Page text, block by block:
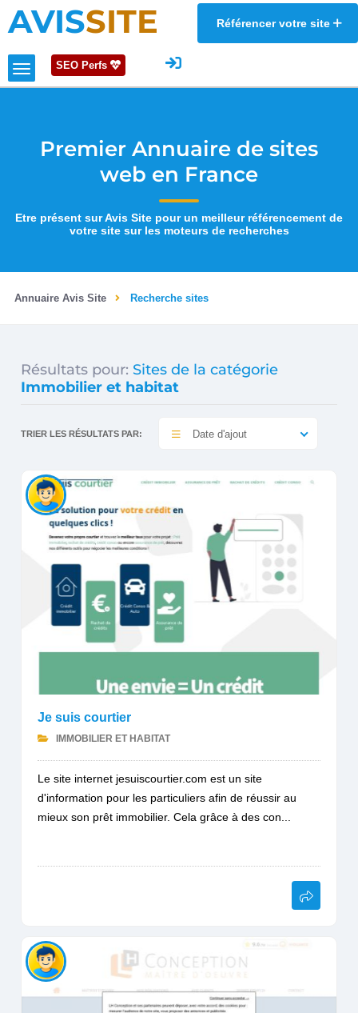
AVISSITE Référencer votre site
SEO Perfs
Premier Annuaire de sites
web en France
Etre présent sur Avis Site pour un meilleur référencement de
votre site sur les moteurs de recherches
Annuaire Avis Site Recherche sites
Résultats pour: Sites de la catégorie
Immobilier et habitat
TRIER LES RÉSULTATS PAR: Date d'ajout
Je suis courtier
IMMOBILIER ET HABITAT
Le site internet jesuiscourtier.com est un site
d'information pour les particuliers afin de réussir au
mieux son prêt immobilier. Cela grâce à des con...